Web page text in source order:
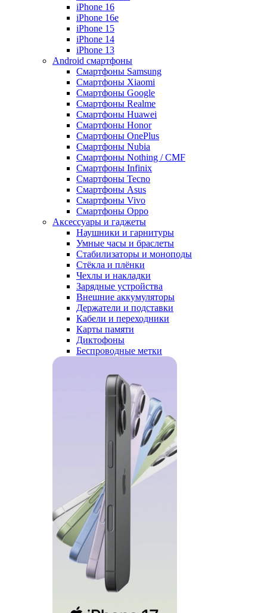
iPhone 16
iPhone 16e
iPhone 15
iPhone 14
iPhone 13
Android cмартфоны
Смартфоны Samsung
Смартфоны Xiaomi
Смартфоны Google
Смартфоны Realme
Смартфоны Huawei
Смартфоны Honor
Смартфоны OnePlus
Смартфоны Nubia
Смартфоны Nothing / CMF
Смартфоны Infinix
Смартфоны Tecno
Смартфоны Asus
Смартфоны Vivo
Смартфоны Oppo
Аксессуары и гаджеты
Наушники и гарнитуры
Умные часы и браслеты
Стабилизаторы и моноподы
Стёкла и плёнки
Чехлы и накладки
Зарядные устройства
Внешние аккумуляторы
Держатели и подставки
Кабели и переходники
Карты памяти
Диктофоны
Беспроводные метки